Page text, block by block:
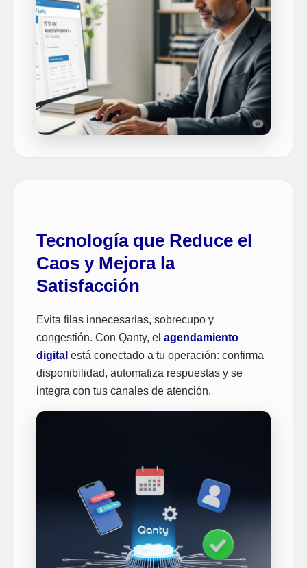
Tecnología que Reduce el
Caos y Mejora la
Satisfacción
Evita filas innecesarias, sobrecupo y
congestión. Con Qanty, el agendamiento
digital está conectado a tu operación: confirma
disponibilidad, automatiza respuestas y se
integra con tus canales de atención.